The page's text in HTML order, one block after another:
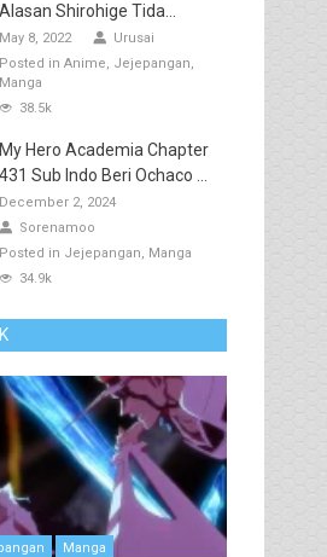
Alasan Shirohige Tida...
May 8, 2022
Urusai
Posted in Anime
Jejepangan
Manga
38.5k
My Hero Academia Chapter
431 Sub Indo Beri Ochaco ...
December 2, 2024
Sorenamoo
Posted in Jejepangan
Manga
34.9k
Manga